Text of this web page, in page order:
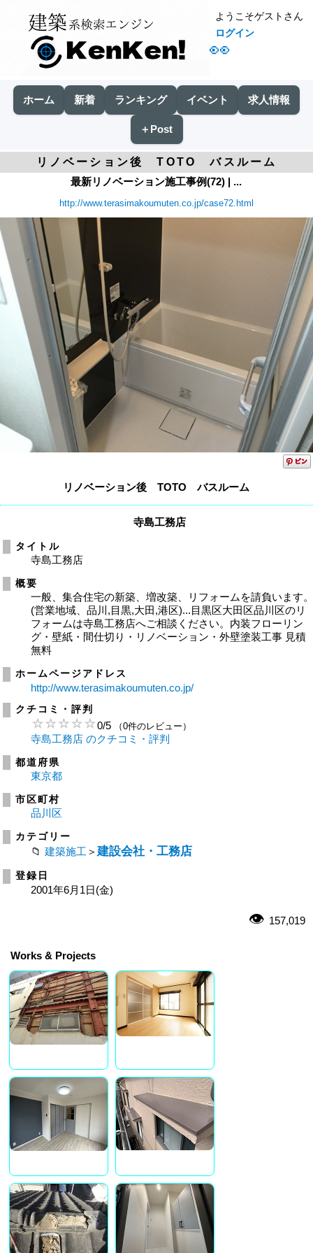
👀
ようこそゲストさん
ログイン
ホーム 新着 ランキング イベント 求人情報
＋Post
リノベーション後 TOTO バスルーム
最新リノベーション施工事例(72) | ...
http://www.terasimakoumuten.co.jp/case72.html
リノベーション後 TOTO バスルーム
寺島工務店
タイトル
寺島工務店
概要
一般、集合住宅の新築、増改築、リフォームを請負います
(営業地域、品川,目黒,大田,港区)...目黒区大田区品川区のリ
フォームは寺島工務店へご相談ください。内装フローリン
グ・壁紙・間仕切り・リノベーション・外壁塗装工事 見積
無料
ホームページアドレス
http://www.terasimakoumuten.co.jp/
クチコミ・評判
0/5 （0件のレビュー）
寺島工務店 のクチコミ・評判
都道府県
東京都
市区町村
品川区
カテゴリー
建築施工 ＞ 建設会社・工務店
登録日
2001年6月1日(金)
157,019
Works & Projects